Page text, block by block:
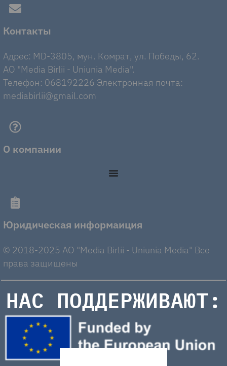
Контакты
Адрес: MD-3805, мун. Комрат, ул. Победы, 62.
AO "Media Birlii - Uniunia Media".
Телефон: 068192226 Электронная почта:
mediabirlii@gmail.com
О компании
Юридическая информаиция
© 2018-2025 AO "Media Birlii - Uniunia Media" Все
права защищены
НАС ПОДДЕРЖИВАЮТ: